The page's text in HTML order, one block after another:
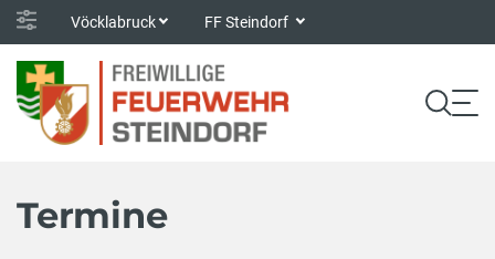
Vöcklabruck FF Steindorf
Termine